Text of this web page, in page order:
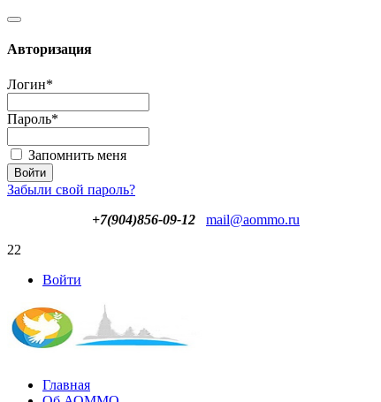
Авторизация
Логин*
Пароль*
Запомнить меня
Забыли свой пароль?
+7(904)856-09-12
mail@aommo.ru
22
Войти
Главная